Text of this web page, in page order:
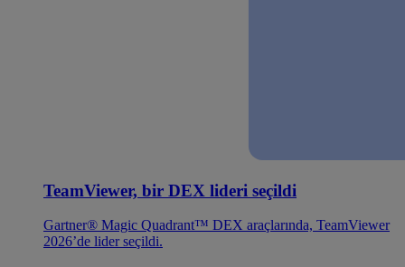
TeamViewer, bir DEX lideri seçildi
Gartner® Magic Quadrant™ DEX araçlarında, TeamViewer
2026’de lider seçildi.